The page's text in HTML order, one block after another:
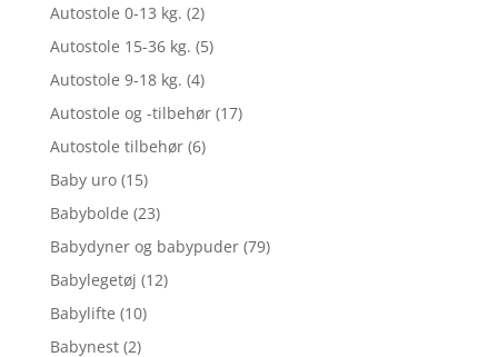
Autostole 0-13 kg. (2)
Autostole 15-36 kg. (5)
Autostole 9-18 kg. (4)
Autostole og -tilbehør (17)
Autostole tilbehør (6)
Baby uro (15)
Babybolde (23)
Babydyner og babypuder (79)
Babylegetøj (12)
Babylifte (10)
Babynest (2)